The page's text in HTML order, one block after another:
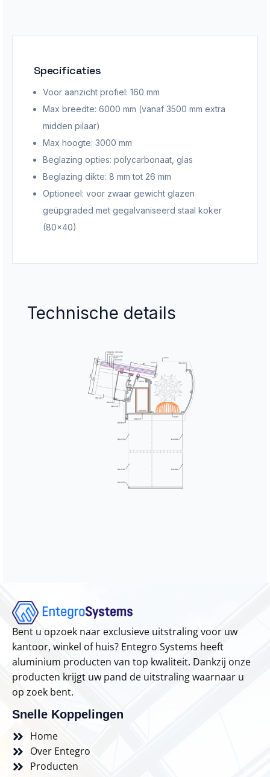
Specificaties
Voor aanzicht profiel: 160 mm
Max breedte: 6000 mm (vanaf 3500 mm extra
midden pilaar)
Max hoogte: 3000 mm
Beglazing opties: polycarbonaat, glas
Beglazing dikte: 8 mm tot 26 mm
Optioneel: voor zwaar gewicht glazen
geüpgraded met gegalvaniseerd staal koker
(80×40)
Technische details
Bent u opzoek naar exclusieve uitstraling voor uw
kantoor, winkel of huis? Entegro Systems heeft
aluminium producten van top kwaliteit. Dankzij onze
producten krijgt uw pand de uitstraling waarnaar u
op zoek bent.
Snelle Koppelingen
Home
Over Entegro
Producten